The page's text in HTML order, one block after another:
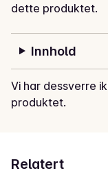
dette produktet.
Innhold
Vi har dessverre
produktet.
Relatert